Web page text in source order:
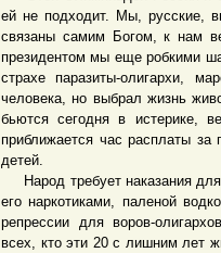
ей не подходит. Мы, русские,
связаны самим Богом, к нам
президентом мы еще робкими
страхе паразиты-олигархи,
человека, но выбрал жизнь
бьются сегодня в истерике,
приближается час расплаты
детей.
Народ требует наказания для
его наркотиками, паленой
репрессии для воров-
всех, кто эти 20 с лишним лет